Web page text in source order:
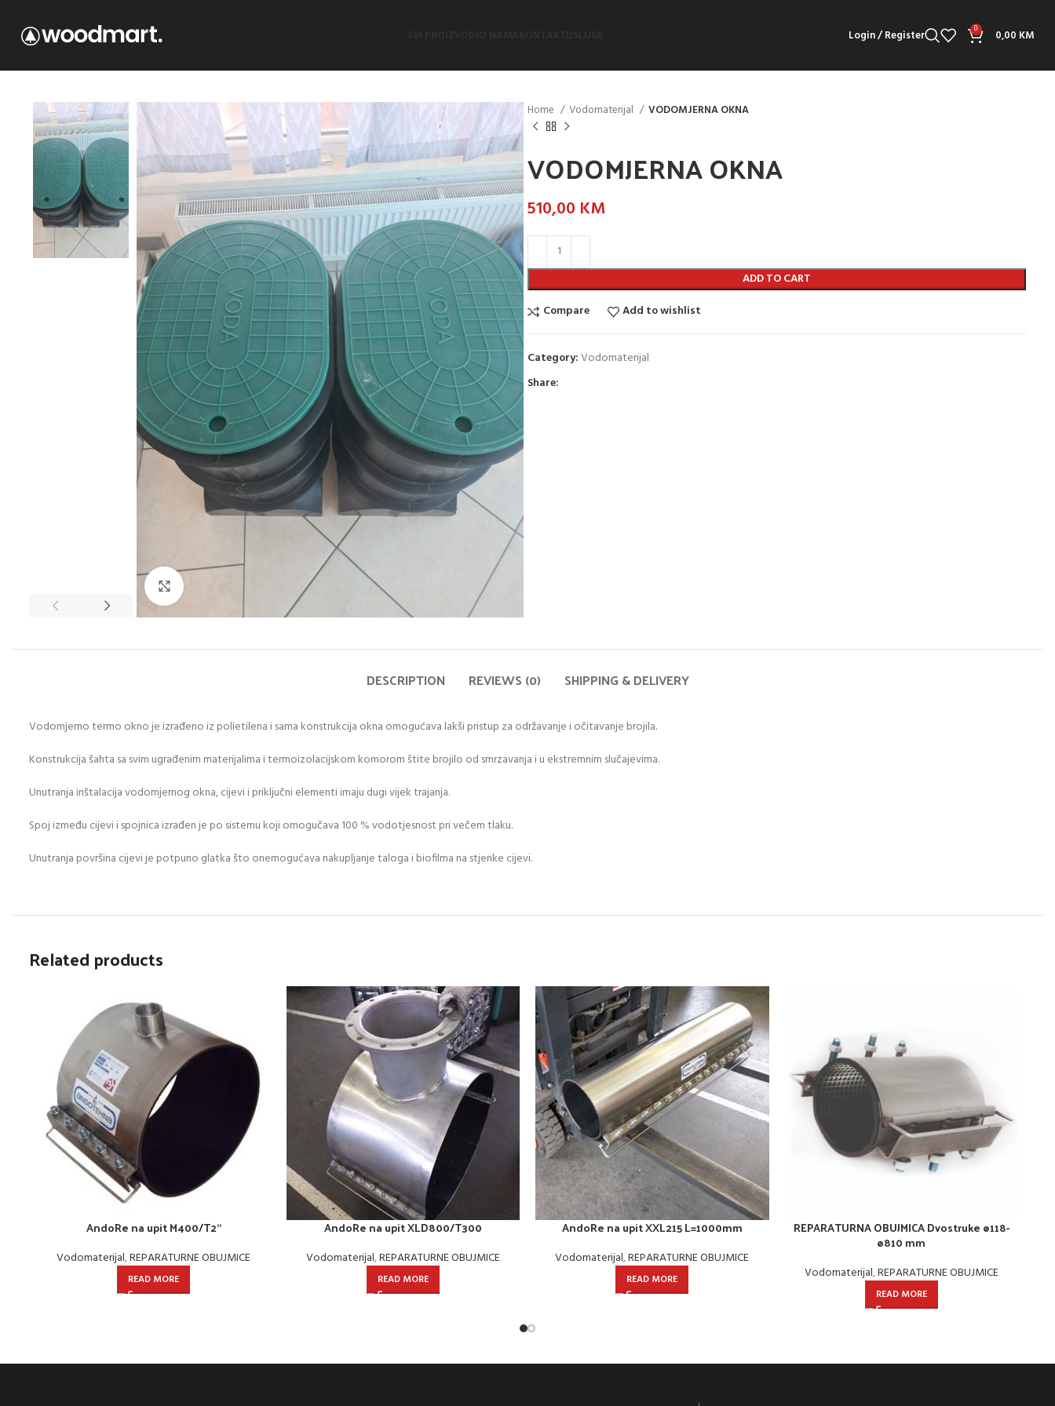
Login / Register 0 0,00 KM
Home Vodomaterijal VODOMJERNA OKNA
VODOMJERNA OKNA
510,00 KM
ADD TO CART
Compare
Add to wishlist
Category:Vodomaterijal
Share:
DESCRIPTION REVIEWS (0) SHIPPING & DELIVERY
Vodomjerno termo okno je izrađeno iz polietilena i sama konstrukcija okna omogućava lakši pristup za održavanje i očitavanje brojila.
Konstrukcija šahta sa svim ugrađenim materijalima i termoizolacijskom komorom štite brojilo od smrzavanja i u ekstremnim slučajevima.
Unutranja inštalacija vodomjernog okna, cijevi i priključni elementi imaju dugi vijek trajanja.
Spoj između cijevi i spojnica izrađen je po sistemu koji omogučava 100 % vodotjesnost pri večem tlaku.
Unutranja površina cijevi je potpuno glatka što onemogućava nakupljanje taloga i biofilma na stjenke cijevi.
Related products
AndoRe na upit M400/T2”
Vodomaterijal,REPARATURNE OBUJMICE
READ MORE
AndoRe na upit XLD800/T300
Vodomaterijal,REPARATURNE OBUJMICE
READ MORE
AndoRe na upit XXL215 L=1000mm
Vodomaterijal,REPARATURNE OBUJMICE
READ MORE
REPARATURNA OBUJMICA Dvostruke ø118-
ø810 mm
Vodomaterijal,REPARATURNE OBUJMICE
READ MORE